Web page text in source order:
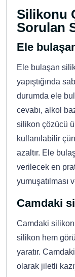
Silikonu
Sorulan
Ele
Ele bulaşan
yapıştığında
durumda ele
cevabı, alkol
silikon çözücü
kullanılabilir
azaltır. Ele
verilecek en
yumuşatılması
Camdaki
Camdaki
silikon hem
yaratır.
olarak jiletli